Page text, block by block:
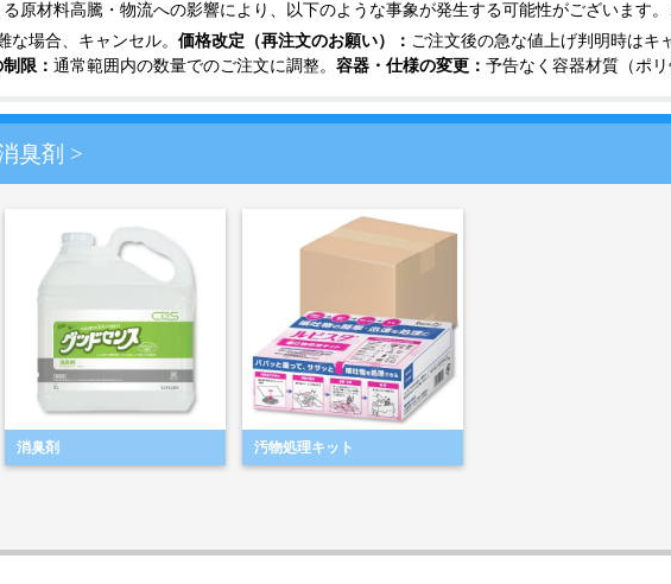
原材料高騰・物流への影響により、以下のような事象が発生する可能性がございます。
な場合、キャンセル。 価格改定（再注文のお願い）： ご注文後の急な値上げ判明時はキ
限： 通常範囲内の数量でのご注文に調整。 容器・仕様の変更： 予告なく容器材質（ポリ
臭剤
消臭剤 汚物処理キット